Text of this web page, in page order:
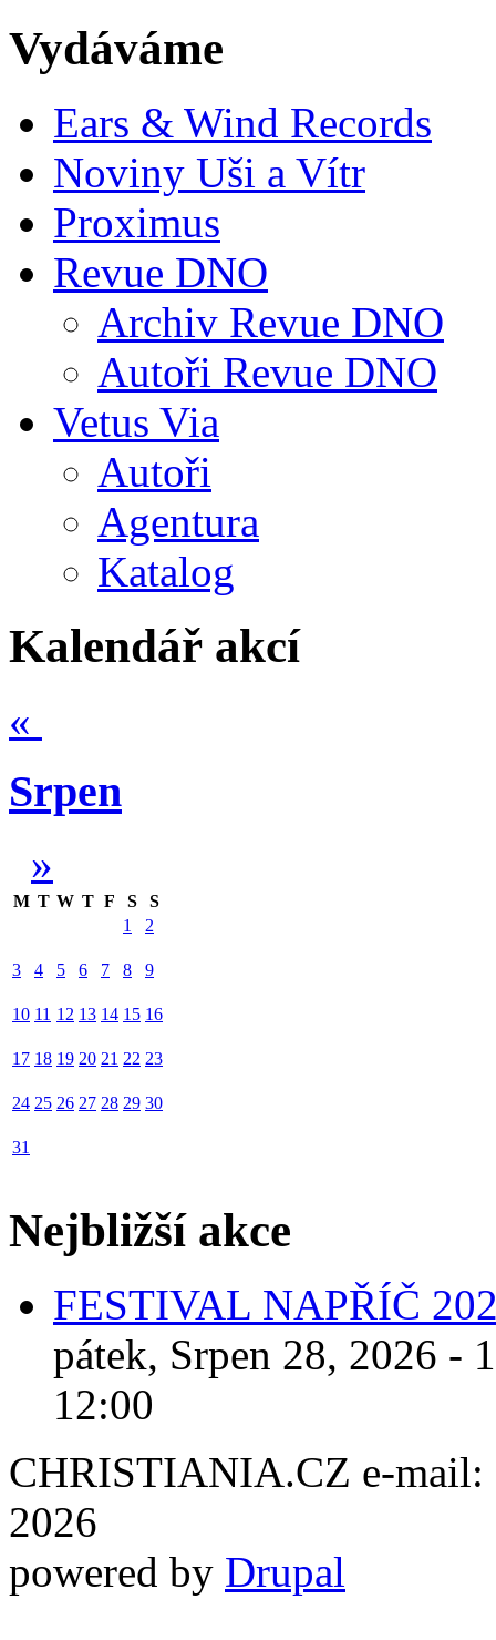
Vydáváme
Ears & Wind Records
Noviny Uši a Vítr
Proximus
Revue DNO
Archiv Revue DNO
Autoři Revue DNO
Vetus Via
Autoři
Agentura
Katalog
Kalendář akcí
«
Srpen
»
M T W T F S
S
1
2
3 4 5 6 7 8 9
10 11 12 13 14 15 16
17 18 19 20 21 22 23
24 25 26 27 28 29 30
31
Nejbližší akce
FESTIVAL NAPŘÍČ
pátek, Srpen 28, 2026 -
12:00
CHRISTIANIA.CZ e-mail:
2026
powered by Drupal